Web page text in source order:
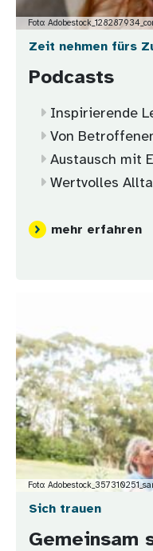
Foto:
Zeit nehmen fürs
Podcasts
Inspirierende
Von
Austausch mit
Wertvolles
mehr erfahren
Foto:
Sich trauen
Gemeinsam